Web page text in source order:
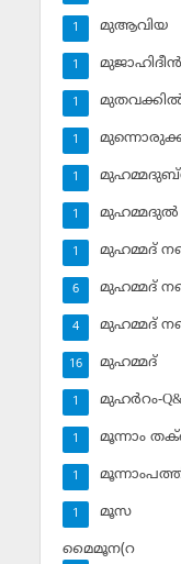
മുആവിയ
1
1
1
1
1
മുഹമ്മദുല്‍
1
മുഹമ്മദ്
1
മുഹമ്മദ്
6
മുഹമ്മദ്
4
മുഹമ്മദ്‌
16
മുഹര്‍റം-
1
മൂന്നാം
1
1
മൂസ
1
മൈമൂന(റ